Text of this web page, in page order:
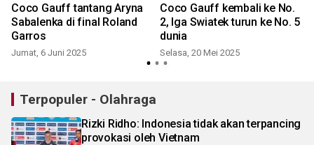
Coco Gauff tantang Aryna
Sabalenka di final Roland
Garros
Jumat, 6 Juni 2025
Coco Gauff kembali ke No.
2, Iga Swiatek turun ke No. 5
dunia
Selasa, 20 Mei 2025
Terpopuler - Olahraga
Rizki Ridho: Indonesia tidak akan terpancing
provokasi oleh Vietnam